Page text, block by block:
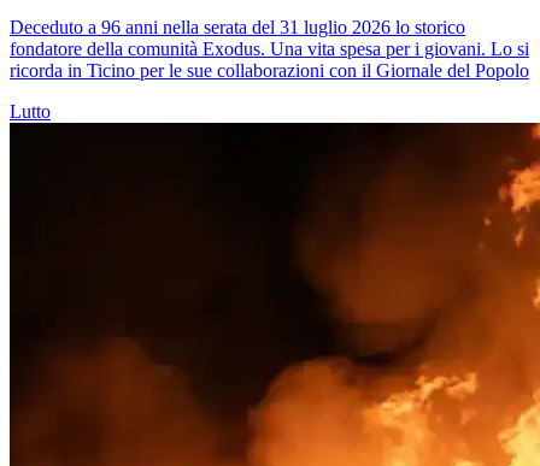
Deceduto a 96 anni nella serata del 31 luglio 2026 lo storico
fondatore della comunità Exodus. Una vita spesa per i giovani. Lo si
ricorda in Ticino per le sue collaborazioni con il Giornale del Popolo
Lutto